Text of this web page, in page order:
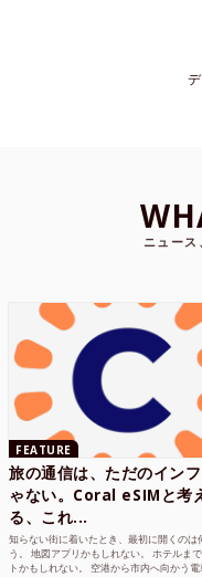
ニュー
FEATURE
旅の通信は、ただのイン
ゃない。Coral eSIMと考
る、これ...
知らない街に着いたとき、最初に開くのは
う。 地図アプリかもしれない。 ホテルま
トかもしれない。 空港から市内へ向かう